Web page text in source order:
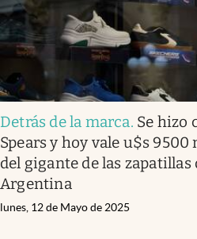
Detrás de la marca. Se hizo
Spears y hoy vale u$s
del gigante de las zapatillas
Argentina
lunes, 12 de Mayo de 2025